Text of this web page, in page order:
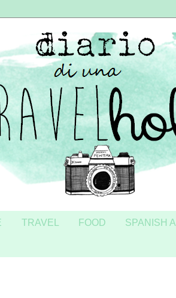
TRAVEL FOOD SPANISH